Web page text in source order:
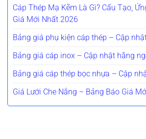
Cáp Thép Mạ Kẽm Là Gì? Cấu Tạo,
Giá Mới Nhất 2026
Bảng giá phụ kiện cáp thép – Cập
Bảng giá cáp inox – Cập nhật hằng
Bảng giá cáp thép bọc nhựa – Cập
Giá Lưới Che Nắng – Bảng Báo Giá